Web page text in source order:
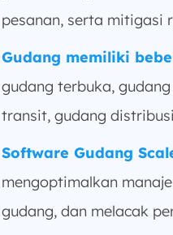
pesanan, serta mitigasi
Gudang memiliki
gudang terbuka,
transit, gudang
Software Gudang
mengoptimalkan
gudang, dan melacak